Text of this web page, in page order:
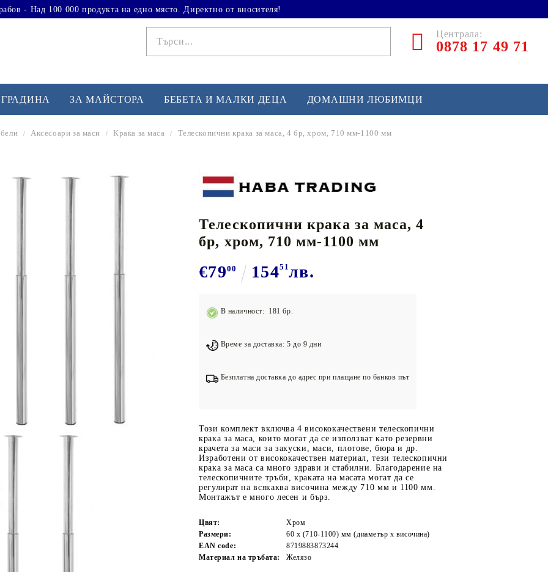
- Над 100 000 продукта на едно място. Директно от вносителя!
Централа:
0878 17 49 71
Вдигане на тежести
Тренажори за баланс
Подложки за фитнес уреди
Лостове за набиране
Силови кули
Баскетбол
Бейзбол и софтбол
Хокей и лакрос
Основно спортно оборудване
ЗА МАЙСТОРА БЕБЕТА И МАЛКИ ДЕЦА ДОМАШНИ ЛЮБИМЦИ
Аксесоари за маси Крака за маса Телескопични крака за маса, 4 бр, хром, 710 мм-1100 мм
Телескопични крака за маса, 4
бр, хром, 710 мм-1100 мм
€7900 15451лв.
В наличност: 181 бр.
Време за доставка: 5 до 9 дни
Безплатна доставка до адрес при плащане по банков път
Този комплект включва 4 висококачествени телескопични
крака за маса, които могат да се използват като резервни
крачета за маси за закуски, маси, плотове, бюра и др.
Изработени от висококачествен материал, тези телескопични
крака за маса са много здрави и стабилни. Благодарение на
телескопичните тръби, краката на масата могат да се
регулират на всякаква височина между 710 мм и 1100 мм.
Монтажът е много лесен и бърз.
Цвят:
Хром
Размери:
60 х (710-1100) мм (диаметър х височина)
EAN code:
8719883873244
Материал на тръбата:
Желязо